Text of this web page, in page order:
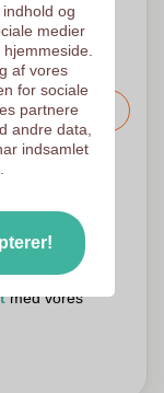
følgende side
med vores
og
medier
af vores
for sociale
partnere
andre data,
indsamlet